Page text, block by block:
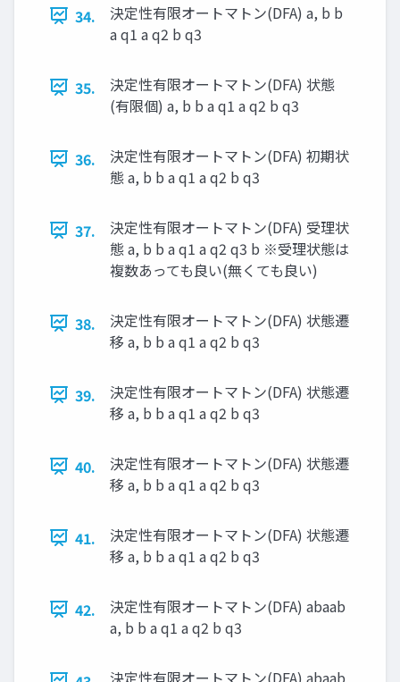
34.
決定性有限オートマトン(DFA) a, b b
a q1 a q2 b q3
35.
決定性有限オートマトン(DFA) 状態
(有限個) a, b b a q1 a q2 b q3
36.
決定性有限オートマトン(DFA) 初期状
態 a, b b a q1 a q2 b q3
37.
決定性有限オートマトン(DFA) 受理状
態 a, b b a q1 a q2 q3 b ※受理状態は
複数あっても良い(無くても良い)
38.
決定性有限オートマトン(DFA) 状態遷
移 a, b b a q1 a q2 b q3
39.
決定性有限オートマトン(DFA) 状態遷
移 a, b b a q1 a q2 b q3
40.
決定性有限オートマトン(DFA) 状態遷
移 a, b b a q1 a q2 b q3
41.
決定性有限オートマトン(DFA) 状態遷
移 a, b b a q1 a q2 b q3
42.
決定性有限オートマトン(DFA) abaab
a, b b a q1 a q2 b q3
決定性有限オートマトン(DFA) abaab